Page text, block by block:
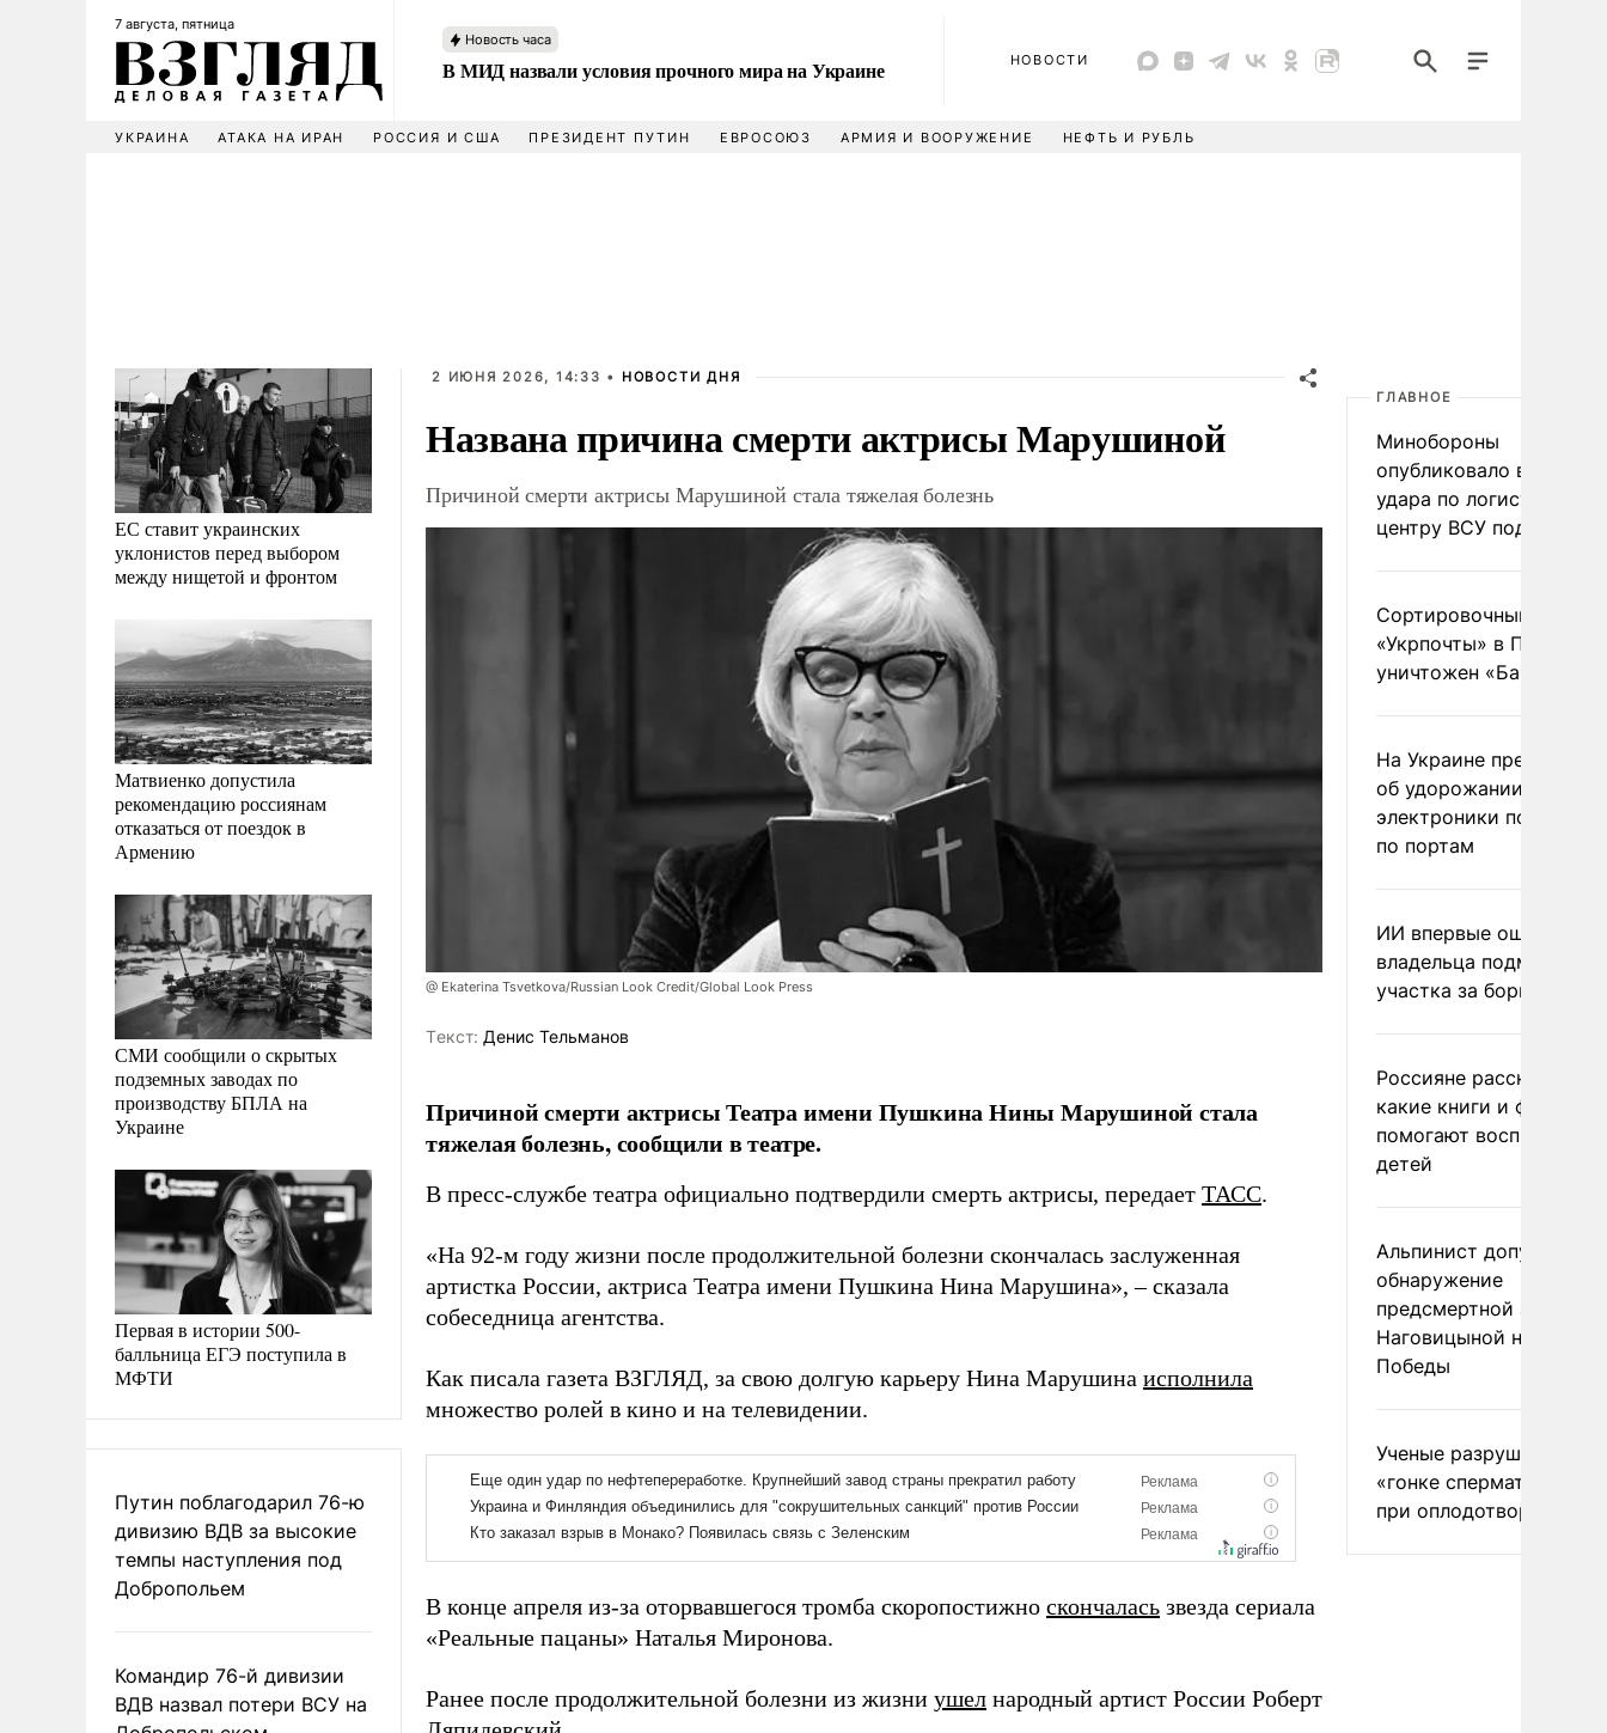
7 августа, пятница
Новость часа
В МИД назвали условия прочного мира на Украине НОВОСТИ
УКРАИНА АТАКА НА ИРАН РОССИЯ И США ПРЕЗИДЕНТ ПУТИН ЕВРОСОЮЗ АРМИЯ И ВООРУЖЕНИЕ НЕФТЬ И РУБЛЬ
ЕС ставит украинских
уклонистов перед выбором
между нищетой и фронтом
Матвиенко допустила
рекомендацию россиянам
отказаться от поездок в
Армению
СМИ сообщили о скрытых
подземных заводах по
производству БПЛА на
Украине
Первая в истории 500-
балльница ЕГЭ поступила в
МФТИ
Путин поблагодарил 76-ю
дивизию ВДВ за высокие
темпы наступления под
Добропольем
Командир 76-й дивизии
ВДВ назвал потери ВСУ на
2 ИЮНЯ 2026, 14:33 • НОВОСТИ ДНЯ
Названа причина смерти актрисы Марушиной
Причиной смерти актрисы Марушиной стала тяжелая болезнь
@ Ekaterina Tsvetkova/Russian Look Credit/Global Look Press
Tекст: Денис Тельманов
Причиной смерти актрисы Театра имени Пушкина Нины Марушиной стала
тяжелая болезнь, сообщили в театре.
В пресс-службе театра официально подтвердили смерть актрисы, передает ТАСС.
«На 92-м году жизни после продолжительной болезни скончалась заслуженная
артистка России, актриса Театра имени Пушкина Нина Марушина», – сказала
собеседница агентства.
Как писала газета ВЗГЛЯД, за свою долгую карьеру Нина Марушина исполнила
множество ролей в кино и на телевидении.
В конце апреля из-за оторвавшегося тромба скоропостижно скончалась звезда сериала
«Реальные пацаны» Наталья Миронова.
Ранее после продолжительной болезни из жизни ушел народный артист России Роберт
ГЛАВНОЕ
Минобороны
опубликовало видео
удара по
центру ВСУ под Киевом
Сортировочный пункт
«Укрпочты» в
уничтожен
На Украине
об удорожании
электроники после
по портам
ИИ впервые
владельца
участка за борщевик
Россияне рассказали,
какие книги и фильмы
помогают воспитывать
детей
Альпинист допустил
обнаружение
предсмертной записки
Наговицыной на пике
Победы
Ученые разрушили миф
«гонке
при оплодотворении